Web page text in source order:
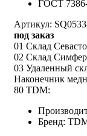
Артикул:
под заказ
01 Склад
02 Склад
03 Удаленный
Наконечник
80 TDM:
Бренд: